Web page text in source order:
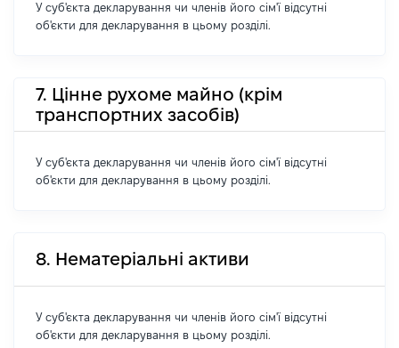
У суб'єкта декларування чи членів його сім'ї відсутні
об'єкти для декларування в цьому розділі.
7. Цінне рухоме майно (крім
транспортних засобів)
У суб'єкта декларування чи членів його сім'ї відсутні
об'єкти для декларування в цьому розділі.
8. Нематеріальні активи
У суб'єкта декларування чи членів його сім'ї відсутні
об'єкти для декларування в цьому розділі.